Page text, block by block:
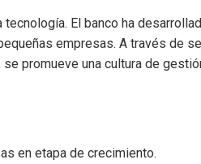
El banco ha
empresas. A través de
promueve una cultura de
en etapa de crecimiento.